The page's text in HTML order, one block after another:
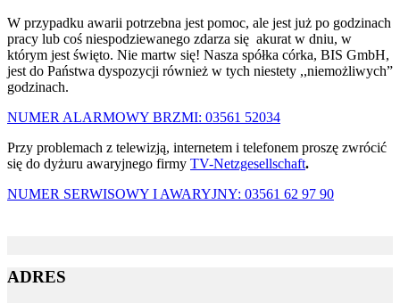
W przypadku awarii potrzebna jest pomoc, ale jest już po godzinach
pracy lub coś niespodziewanego zdarza się akurat w dniu, w
którym jest święto. Nie martw się! Nasza spółka córka, BIS GmbH,
jest do Państwa dyspozycji również w tych niestety ,,niemożliwych”
godzinach.
NUMER ALARMOWY BRZMI: 03561 52034
Przy problemach z telewizją, internetem i telefonem proszę zwrócić
się do dyżuru awaryjnego firmy TV-Netzgesellschaft.
NUMER SERWISOWY I AWARYJNY: 03561 62 97 90
ADRES